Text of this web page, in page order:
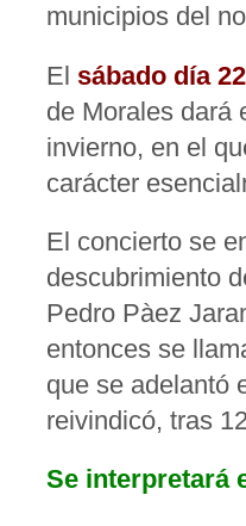
municipios del
El sábado día
de Morales dará
invierno, en el
carácter
El concierto se
descubrimiento
Pedro Pàez
entonces se
que se adelantó
reivindicó, tras
Se interpretará